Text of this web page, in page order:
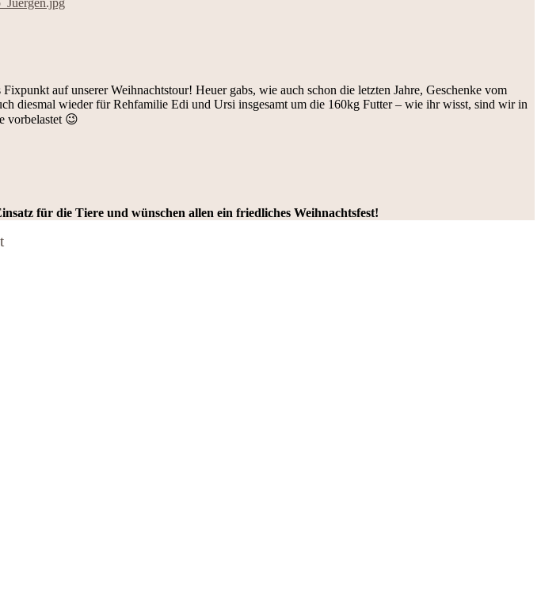
auf unserer Weihnachtstour! Heuer gabs, wie auch schon die letzten Jahre, Geschenke vom
diesmal wieder für Rehfamilie Edi und Ursi insgesamt um die 160kg Futter – wie ihr wisst, sind wir in
vorbelastet 😉
für die Tiere und wünschen allen ein friedliches Weihnachtsfest!